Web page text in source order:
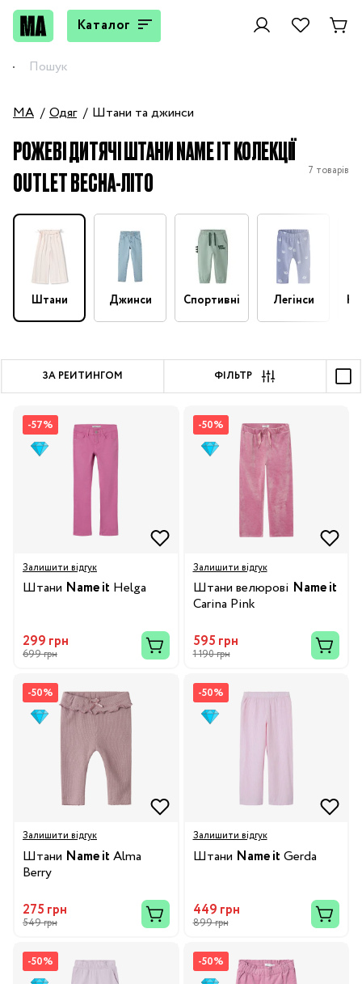
Каталог
MA Одяг Штани та джинси
РОЖЕВІ ДИТЯЧІ ШТАНИ NAME IT КОЛЕКЦІЇ
OUTLET ВЕСНА-ЛІТО
7 товарів
Штани Джинси Спортивні Легінси
ЗА РЕЙТИНГОМ ФІЛЬТР
-57%
Залишити відгук
Штани Name it Helga
299 грн
699 грн
-50%
Залишити відгук
Штани велюрові Name it
Carina Pink
595 грн
1 190 грн
-50%
Залишити відгук
Штани Name it Alma
Berry
275 грн
549 грн
-50%
Залишити відгук
Штани Name it Gerda
449 грн
899 грн
-50% -50%